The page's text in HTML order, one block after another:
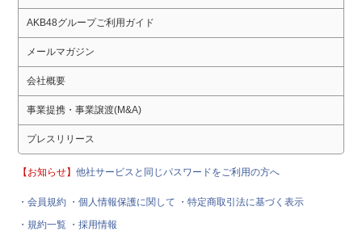
AKB48グループご利用ガイド
メールマガジン
会社概要
事業提携・事業譲渡(M&A)
プレスリリース
【お知らせ】他社サービスと同じパスワードをご利用の方へ
・会員規約 ・個人情報保護に関して
・特定商取引法に基づく表示
・規約一覧 ・採用情報